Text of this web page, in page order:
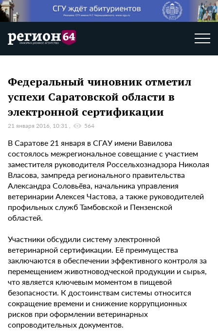
Федеральный чиновник отметил
успехи Саратовской области в
электронной сертификации
21 января 2016, 10:31 564
В Саратове 21 января в СГАУ имени Вавилова
состоялось межрегиональное совещание с участием
заместителя руководителя Россельхознадзора Николая
Власова, зампреда регионального правительства
Александра Соловьёва, начальника управления
ветеринарии Алексея Частова, а также руководителей
профильных служб Тамбовской и Пензенской
областей.
Участники обсудили систему электронной
ветеринарной сертификации. Её преимущества
заключаются в обеспечении эффективного контроля за
перемещением животноводческой продукции и сырья,
что является ключевым моментом в пищевой
безопасности. К достоинствам системы относится
сокращение времени и снижение коррупционных
рисков при оформлении ветеринарных
сопроводительных документов.